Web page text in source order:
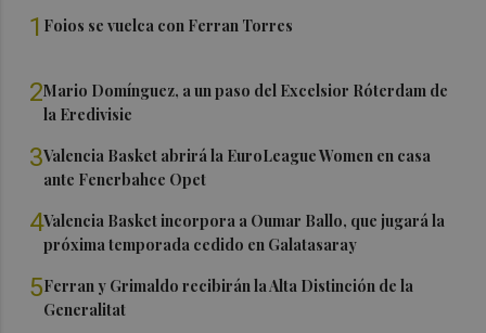
1 Foios se vuelca con Ferran Torres
2Mario Domínguez, a un paso del Excelsior Róterdam de
la Eredivisie
3Valencia Basket abrirá la EuroLeague Women en casa
ante Fenerbahce Opet
4Valencia Basket incorpora a Oumar Ballo, que jugará la
próxima temporada cedido en Galatasaray
5Ferran y Grimaldo recibirán la Alta Distinción de la
Generalitat